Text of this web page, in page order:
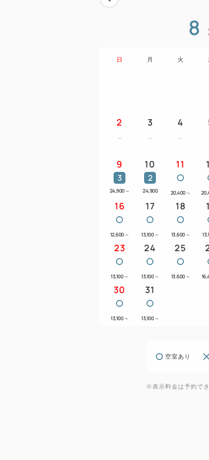
8
日 月 火
2 3 4
9
3
24,900 ～
10
2
24,900
11
20,400 ～
16
12,600 ～
17
13,100 ～
18
13,600 ～
23
13,100 ～
24
13,100 ～
25
13,600 ～
30
13,100 ～
31
13,100 ～
空室あり
※表示料金は予約で